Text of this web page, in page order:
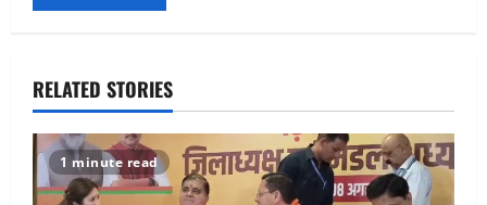
RELATED STORIES
1 minute read